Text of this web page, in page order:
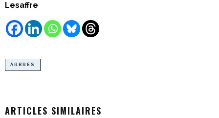
Lesaffre
ARBRES
ARTICLES SIMILAIRES